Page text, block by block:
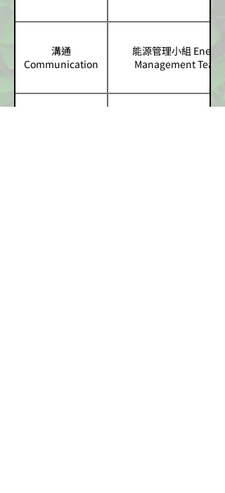
溝通
Communication
能源管理小組 Energy
Management Team